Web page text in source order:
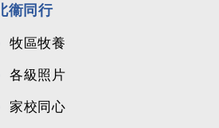
衞同行
牧區牧養
各級照片
家校同心